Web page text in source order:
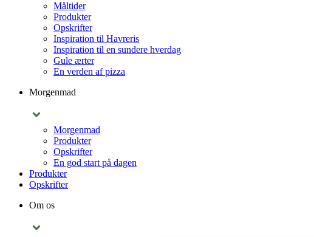
Måltider
Produkter
Opskrifter
Inspiration til Havreris
Inspiration til en sundere hverdag
Gule ærter
En verden af pizza
Morgenmad
Morgenmad
Produkter
Opskrifter
En god start på dagen
Produkter
Opskrifter
Om os